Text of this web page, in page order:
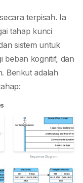
terpisah. Ia
tahap kunci
sistem untuk
beban kognitif, dan
Berikut adalah